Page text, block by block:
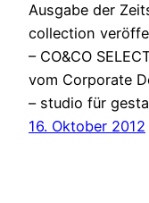
Ausgabe der
collection
– CO&CO
vom Corporate
– studio für
16. Oktober 2012